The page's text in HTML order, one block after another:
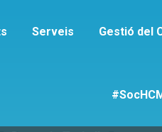
Serveis Gestió del